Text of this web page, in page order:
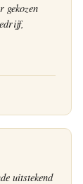
gekozen
uitstekend